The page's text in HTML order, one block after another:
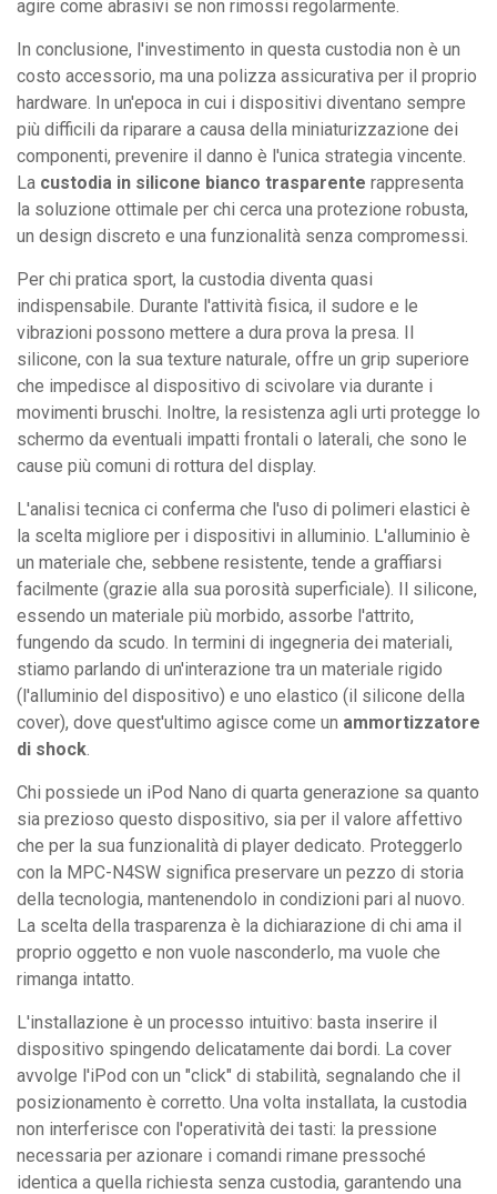
agire come abrasivi se non rimossi regolarmente.
In conclusione, l'investimento in questa custodia non è un
costo accessorio, ma una polizza assicurativa per il proprio
hardware. In un'epoca in cui i dispositivi diventano sempre
più difficili da riparare a causa della miniaturizzazione dei
componenti, prevenire il danno è l'unica strategia vincente.
La custodia in silicone bianco trasparente rappresenta
la soluzione ottimale per chi cerca una protezione robusta,
un design discreto e una funzionalità senza compromessi.
Per chi pratica sport, la custodia diventa quasi
indispensabile. Durante l'attività fisica, il sudore e le
vibrazioni possono mettere a dura prova la presa. Il
silicone, con la sua texture naturale, offre un grip superiore
che impedisce al dispositivo di scivolare via durante i
movimenti bruschi. Inoltre, la resistenza agli urti protegge lo
schermo da eventuali impatti frontali o laterali, che sono le
cause più comuni di rottura del display.
L'analisi tecnica ci conferma che l'uso di polimeri elastici è
la scelta migliore per i dispositivi in alluminio. L'alluminio è
un materiale che, sebbene resistente, tende a graffiarsi
facilmente (grazie alla sua porosità superficiale). Il silicone,
essendo un materiale più morbido, assorbe l'attrito,
fungendo da scudo. In termini di ingegneria dei materiali,
stiamo parlando di un'interazione tra un materiale rigido
(l'alluminio del dispositivo) e uno elastico (il silicone della
cover), dove quest'ultimo agisce come un ammortizzatore
di shock
Chi possiede un iPod Nano di quarta generazione sa quanto
sia prezioso questo dispositivo, sia per il valore affettivo
che per la sua funzionalità di player dedicato. Proteggerlo
con la MPC-N4SW significa preservare un pezzo di storia
della tecnologia, mantenendolo in condizioni pari al nuovo.
La scelta della trasparenza è la dichiarazione di chi ama il
proprio oggetto e non vuole nasconderlo, ma vuole che
rimanga intatto.
L'installazione è un processo intuitivo: basta inserire il
dispositivo spingendo delicatamente dai bordi. La cover
avvolge l'iPod con un "click" di stabilità, segnalando che il
posizionamento è corretto. Una volta installata, la custodia
non interferisce con l'operatività dei tasti: la pressione
necessaria per azionare i comandi rimane pressoché
identica a quella richiesta senza custodia, garantendo una